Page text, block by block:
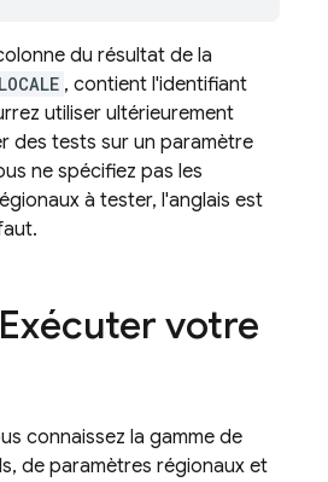
du résultat de la
LOCALE , contient l'identifiant
utiliser ultérieurement
des tests sur un paramètre
ne spécifiez pas les
à tester, l'anglais est
votre
connaissez la gamme de
de paramètres régionaux et